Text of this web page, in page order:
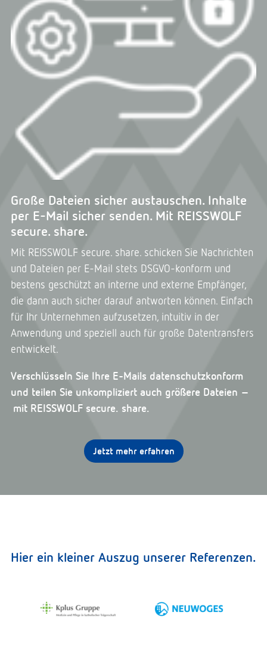
Große Dateien sicher austauschen. Inhalte
per E-Mail sicher senden. Mit REISSWOLF
secure. share.
Mit REISSWOLF secure. share. schicken Sie Nachrichten
und Dateien per E-Mail stets DSGVO-konform und
bestens geschützt an interne und externe Empfänger,
die dann auch sicher darauf antworten können. Einfach
für Ihr Unternehmen aufzusetzen, intuitiv in der
Anwendung und speziell auch für große Datentransfers
entwickelt.
Verschlüsseln Sie Ihre E-Mails datenschutzkonform
und teilen Sie unkompliziert auch größere Dateien –
mit REISSWOLF secure. share.
Jetzt mehr erfahren
Hier ein kleiner Auszug unserer Referenzen.